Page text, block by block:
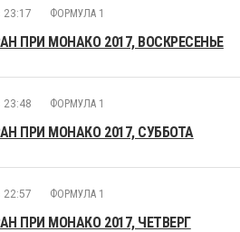
23:17 ФОРМУЛА 1
ПРИ МОНАКО 2017, ВОСКРЕСЕНЬЕ
23:48 ФОРМУЛА 1
ПРИ МОНАКО 2017, СУББОТА
22:57 ФОРМУЛА 1
ПРИ МОНАКО 2017, ЧЕТВЕРГ